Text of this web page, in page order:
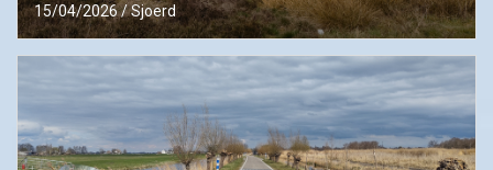
15/04/2026 Sjoerd